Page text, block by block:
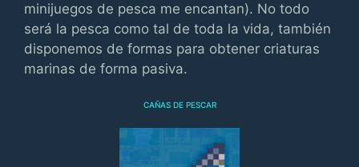
minijuegos de pesca me encantan). No todo
será la pesca como tal de toda la vida, también
disponemos de formas para obtener criaturas
marinas de forma pasiva.
CAÑAS DE PESCAR